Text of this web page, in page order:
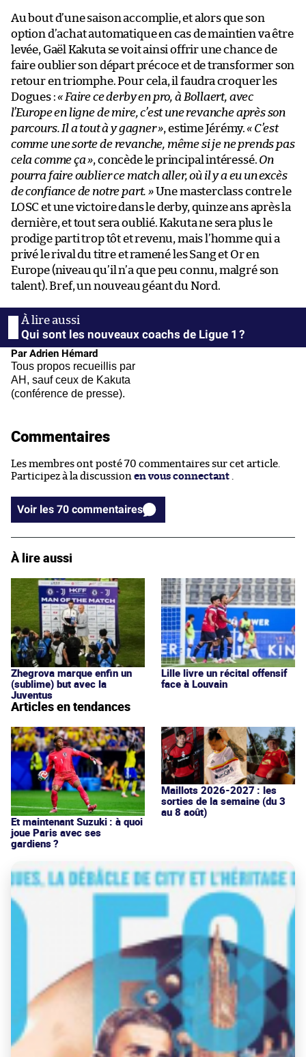
Au bout d’une saison accomplie, et alors que son
option d’achat automatique en cas de maintien va être
levée, Gaël Kakuta se voit ainsi offrir une chance de
faire oublier son départ précoce et de transformer son
retour en triomphe. Pour cela, il faudra croquer les
Dogues :« Faire ce derby en pro, à Bollaert, avec
l’Europe en ligne de mire, c’est une revanche après son
parcours. Il a tout à y gagner », estime Jérémy.« C’est
comme une sorte de revanche, même si je ne prends pas
cela comme ça », concède le principal intéressé. On
pourra faire oublier ce match aller, où il y a eu un excès
de confiance de notre part. »Une masterclass contre le
LOSC et une victoire dans le derby, quinze ans après la
dernière, et tout sera oublié. Kakuta ne sera plus le
prodige parti trop tôt et revenu, mais l’homme qui a
privé le rival du titre et ramené les Sang et Or en
Europe (niveau qu’il n’a que peu connu, malgré son
talent). Bref, un nouveau géant du Nord.
Qui sont les nouveaux coachs de Ligue 1 ?
Par Adrien Hémard
Tous propos recueillis par
AH, sauf ceux de Kakuta
(conférence de presse).
Commentaires
Les membres ont posté 70 commentaires sur cet article.
Participez à la discussion en vous connectant .
Voir les 70 commentaires
À lire aussi
Zhegrova marque enfin un
(sublime) but avec la
Juventus
Lille livre un récital offensif
face à Louvain
Articles en tendances
Et maintenant Suzuki : à quoi
joue Paris avec ses
gardiens ?
Maillots 2026-2027 : les
sorties de la semaine (du 3
au 8 août)